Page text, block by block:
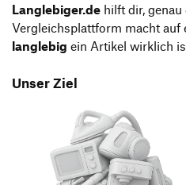
Langlebiger.de hilft dir, genau
Vergleichsplattform macht auf
langlebig ein Artikel wirklich
Unser Ziel